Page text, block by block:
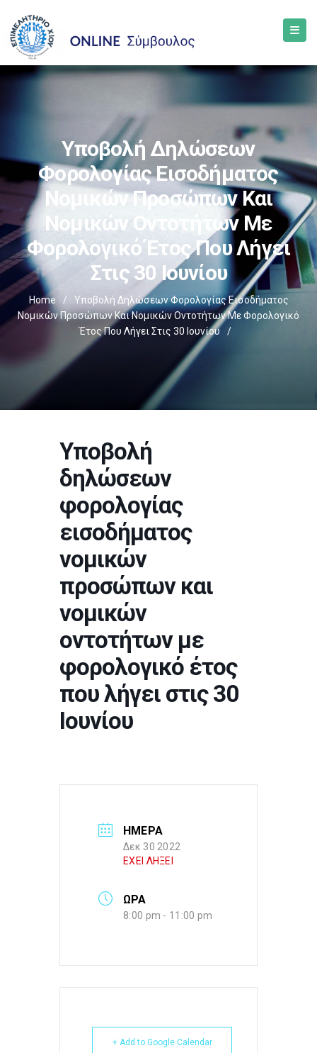
Υποβολή Δηλώσεων
Φορολογίας Εισοδήματος
Νομικών Προσώπων Και
Νομικών Οντοτήτων Με
Φορολογικό Έτος Που Λήγει
Στις 30 Ιουνίου
Home /
Υποβολή Δηλώσεων Φορολογίας Εισοδήματος
Νομικών Προσώπων Και Νομικών Οντοτήτων Με Φορολογικό
Έτος Που Λήγει Στις 30 Ιουνίου
/
Υποβολή
δηλώσεων
φορολογίας
εισοδήματος
νομικών
προσώπων και
νομικών
οντοτήτων με
φορολογικό έτος
που λήγει στις 30
Ιουνίου
ΗΜΕΡΑ
Δεκ 30 2022
ΕΧΕΙ ΛΗΞΕΙ
ΩΡΑ
8:00 pm - 11:00 pm
+ Add to Google Calendar